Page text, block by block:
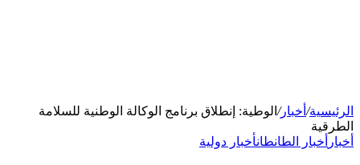
الرئيسية/ أخبار/ الوطية: إنطلاق برنامج الوكالة الوطنية للسلامة
الطرقية
أخبار أخبار الطانطانأخبار دولية